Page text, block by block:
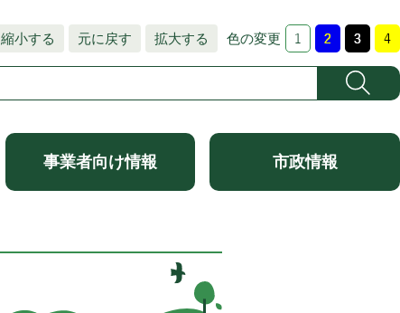
縮小する 元に戻す 拡大する 色の変更
事業者向け情報 市政情報